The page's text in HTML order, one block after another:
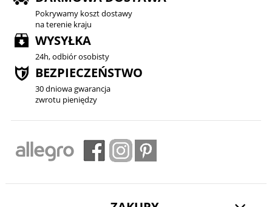
Pokrywamy koszt dostawy
na terenie kraju
WYSYŁKA
24h, odbiór osobisty
BEZPIECZEŃSTWO
30 dniowa gwarancja
zwrotu pieniędzy